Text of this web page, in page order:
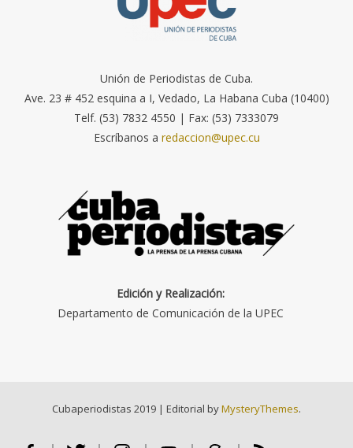
Unión de Periodistas de Cuba.
Ave. 23 # 452 esquina a I, Vedado, La Habana Cuba (10400)
Telf. (53) 7832 4550 | Fax: (53) 7333079
Escríbanos a redaccion@upec.cu
Edición y Realización:
Departamento de Comunicación de la UPEC
Cubaperiodistas 2019 | Editorial byMysteryThemes.